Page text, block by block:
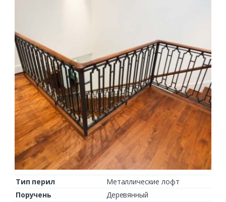
Тип перил
Металлические лофт
Поручень
Деревянный